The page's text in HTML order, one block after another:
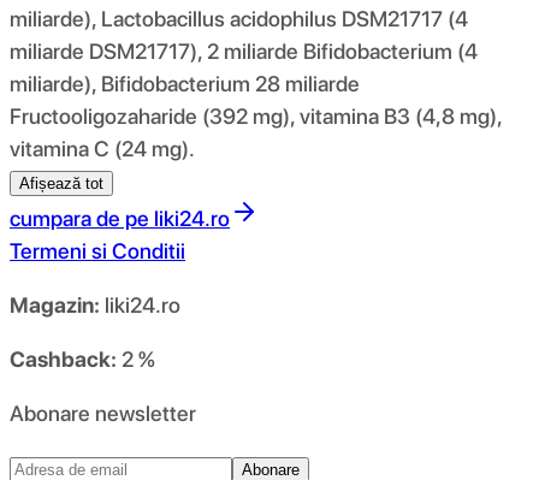
miliarde), Lactobacillus acidophilus DSM21717 (4
miliarde DSM21717), 2 miliarde Bifidobacterium (4
miliarde), Bifidobacterium 28 miliarde
Fructooligozaharide (392 mg), vitamina B3 (4,8 mg),
vitamina C (24 mg).
Afișează tot
cumpara de pe liki24.ro
Termeni si Conditii
Magazin: liki24.ro
Cashback: 2 %
Abonare newsletter
Abonare